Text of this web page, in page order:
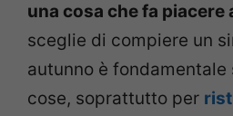
una cosa che fa piacere
sceglie di compiere un
autunno è fondamentale
cose, soprattutto per